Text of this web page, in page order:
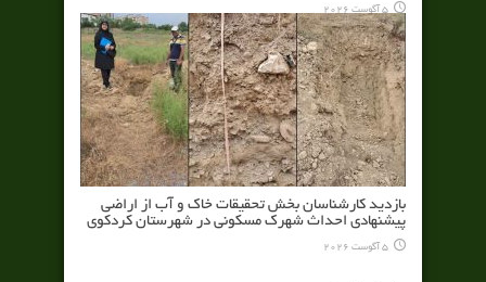
5 آگوست 2026
بازدید کارشناسان بخش تحقیقات خاک و آب از اراضی
پیشنهادی احداث شهرک مسکونی در شهرستان کردکوی
5 آگوست 2026